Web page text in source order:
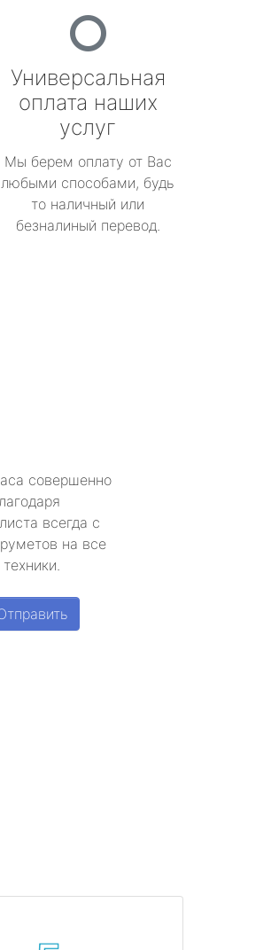
Универсальная
оплата наших
услуг
Мы берем оплату от Вас
любыми способами, будь
то наличный или
безналиный перевод.
совершенно
всегда с
на все